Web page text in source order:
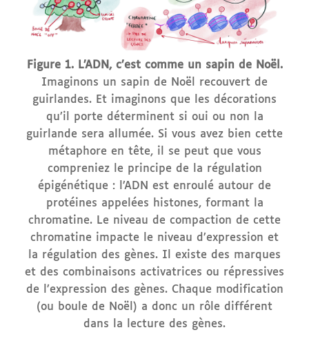
Figure 1. L’ADN, c’est comme un sapin de Noël.
Imaginons un sapin de Noël recouvert de
guirlandes. Et imaginons que les décorations
qu’il porte déterminent si oui ou non la
guirlande sera allumée. Si vous avez bien cette
métaphore en tête, il se peut que vous
compreniez le principe de la régulation
épigénétique : l’ADN est enroulé autour de
protéines appelées histones, formant la
chromatine. Le niveau de compaction de cette
chromatine impacte le niveau d’expression et
la régulation des gènes. Il existe des marques
et des combinaisons activatrices ou répressives
de l’expression des gènes. Chaque modification
(ou boule de Noël) a donc un rôle différent
dans la lecture des gènes.